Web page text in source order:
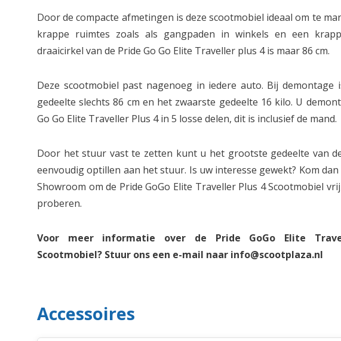
Door de compacte afmetingen is deze scootmobiel ideaal om te
krappe ruimtes zoals als gangpaden in winkels en een
draaicirkel van de Pride Go Go Elite Traveller plus 4 is maar 86 cm.
Deze scootmobiel past nagenoeg in iedere auto. Bij demontage
gedeelte slechts 86 cm en het zwaarste gedeelte 16 kilo. U
Go Go Elite Traveller Plus 4 in 5 losse delen, dit is inclusief de mand.
Door het stuur vast te zetten kunt u het grootste gedeelte van
eenvoudig optillen aan het stuur. Is uw interesse gewekt? Kom
Showroom om de Pride GoGo Elite Traveller Plus 4 Scootmobiel
proberen.
Voor meer informatie over de Pride GoGo Elite
Scootmobiel? Stuur ons een e-mail naar info@scootplaza.nl
Accessoires